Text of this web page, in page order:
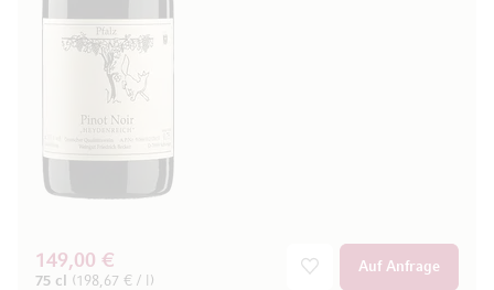
149,00 €
75 cl (198,67 € / l)
Auf Anfrage